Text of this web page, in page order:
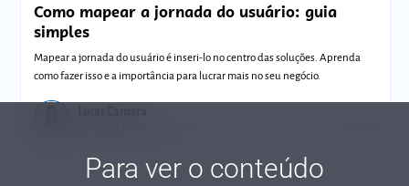
Como mapear a jornada do usuário: guia
simples
Mapear a jornada do usuário é inseri-lo no centro das soluções. Aprenda
como fazer isso e a importância para lucrar mais no seu negócio.
Para ver o conteúdo